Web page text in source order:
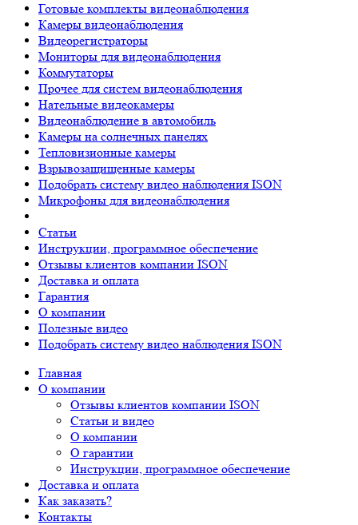
Готовые комплекты видеонаблюдения
Камеры видеонаблюдения
Видеорегистраторы
Мониторы для видеонаблюдения
Коммутаторы
Прочее для систем видеонаблюдения
Нательные видеокамеры
Видеонаблюдение в автомобиль
Камеры на солнечных панелях
Тепловизионные камеры
Взрывозащищенные камеры
Подобрать систему видео наблюдения ISON
Микрофоны для видеонаблюдения
Статьи
Инструкции, программное обеспечение
Отзывы клиентов компании ISON
Доставка и оплата
Гарантия
О компании
Полезные видео
Подобрать систему видео наблюдения ISON
Главная
О компании
Отзывы клиентов компании ISON
Статьи и видео
О компании
О гарантии
Инструкции, программное обеспечение
Доставка и оплата
Как заказать?
Контакты